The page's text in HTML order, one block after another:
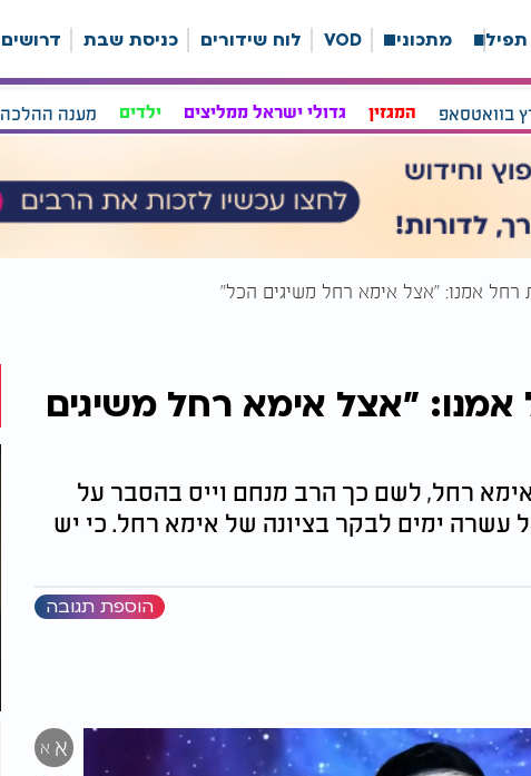
תפילה מתכונים VOD לוח שידורים כניסת שבת דרושים
בוואטסאפ המגזין גדולי ישראל ממליצים ילדים מענה ההלכה
רחל אמנו: "אצל אימא רחל משיגים הכל"
אמנו: "אצל אימא רחל משיגים
אימא רחל, לשם כך הרב מנחם וייס בהסבר על
עשרה ימים לבקר בציונה של אימא רחל. כי יש
הוספת תגובה
א א